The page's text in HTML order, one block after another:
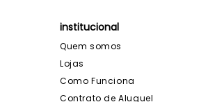
institucional
Quem somos
Lojas
Como Funciona
Contrato de Aluguel